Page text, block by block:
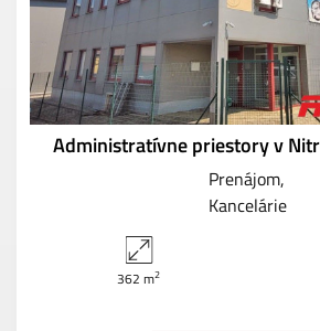
Administratívne priestory v
Prenájom
Kancelárie
362 m2